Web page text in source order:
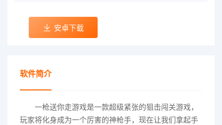
安卓下载
软件简介
一枪送你走游戏是一款超级紧张的狙击闯关游戏，
玩家将化身成为一个厉害的神枪手，现在让我们拿起手